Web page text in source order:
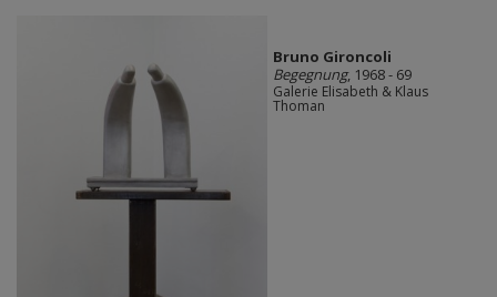
Bruno Gironcoli
Begegnung, 1968 - 69
Galerie Elisabeth & Klaus
Thoman